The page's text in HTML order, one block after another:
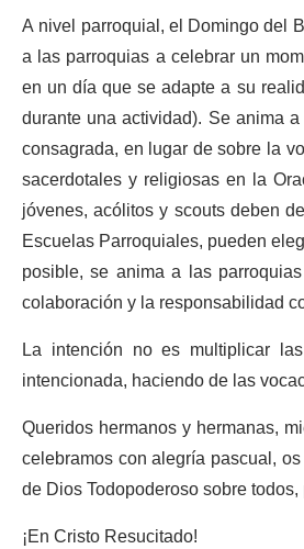
A nivel parroquial, el Domingo del
a las parroquias a celebrar un
en un día que se adapte a su
durante una actividad). Se anima
consagrada, en lugar de sobre la
sacerdotales y religiosas en la
jóvenes, acólitos y scouts deben
Escuelas Parroquiales, pueden
posible, se anima a las
colaboración y la responsabilidad
La intención no es multiplicar
intencionada, haciendo de las
Queridos hermanos y hermanas,
celebramos con alegría pascual,
de Dios Todopoderoso sobre
¡En Cristo Resucitado!